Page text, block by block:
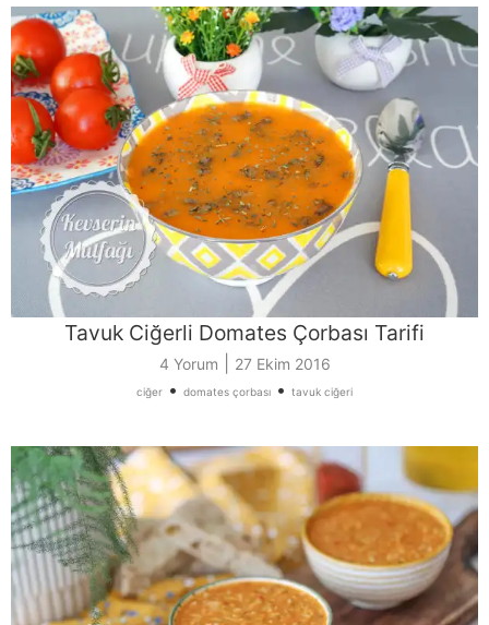
Tavuk Ciğerli Domates Çorbası Tarifi
4 Yorum 27 Ekim 2016
ciğer • domates çorbası • tavuk ciğeri